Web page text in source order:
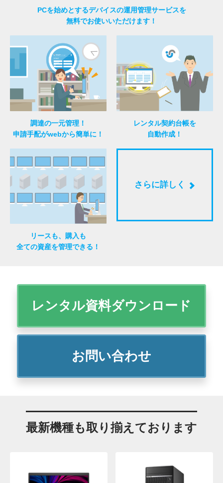
PCを始めとするデバイスの運用管理サービスを
無料でお使いいただけます！
調達の一元管理！
申請手配がwebから簡単に！
レンタル契約台帳を
自動作成！
リースも、購入も
全ての資産を管理できる！
さらに詳しく
レンタル資料ダウンロード
お問い合わせ
最新機種も取り揃えております